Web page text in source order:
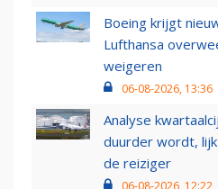
Boeing krijgt
Lufthansa
weigeren
06-08-2026, 13:36
Analyse
duurder wordt,
de reiziger
06-08-2026, 12:22